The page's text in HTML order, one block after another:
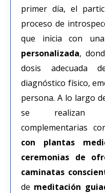
primer día, el
proceso de
que inicia con
personalizada,
dosis adecuada
diagnóstico físico,
persona. A lo largo
se realizan
complementarias
con plantas
ceremonias de
caminatas
de meditación